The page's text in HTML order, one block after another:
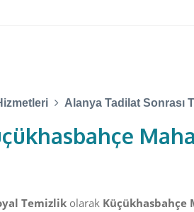
Alanya Tadilat Sonrası
Temizlik olarak Küçükhasbahçe